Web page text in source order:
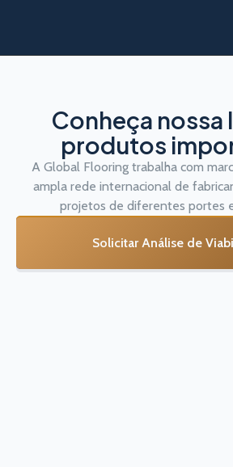
Conheça nossa
produtos
A Global Flooring trabalha com
ampla rede internacional de
projetos de diferentes portes
Solicitar Análise de